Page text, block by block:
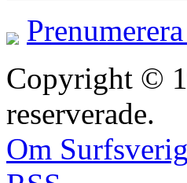
Copyright ©
reserverade.
Om